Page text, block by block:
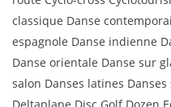
classique Danse
espagnole Danse indienne
Danse orientale Danse sur
salon Danses latines